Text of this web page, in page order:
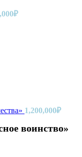
₽
1,200,000₽
воинство»